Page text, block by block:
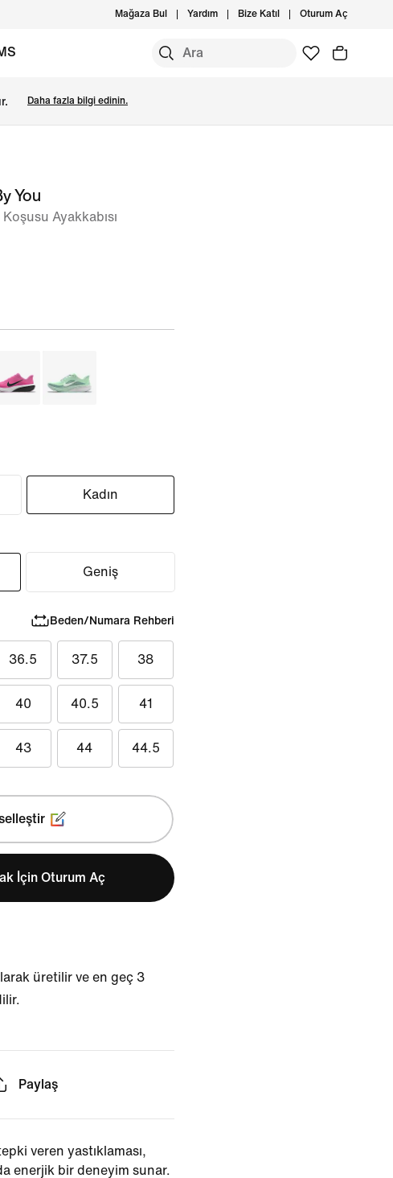
Mağaza Bul Yardım Bize Katıl Oturum Aç
Daha fazla bilgi edinin.
You
Ayakkabısı
Kadın
Geniş
Beden/Numara Rehberi
36.5 37.5 38
40 40.5 41
43 44 44.5
İçin Oturum Aç
üretilir ve en geç 3
Paylaş
veren yastıklaması,
enerjik bir deneyim sunar.